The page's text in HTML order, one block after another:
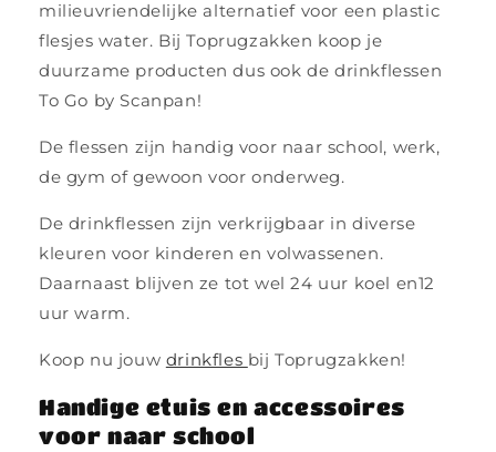
milieuvriendelijke alternatief voor een plastic
flesjes water. Bij Toprugzakken koop je
duurzame producten dus ook de drinkflessen
To Go by Scanpan!
De flessen zijn handig voor naar school, werk,
de gym of gewoon voor onderweg.
De drinkflessen zijn verkrijgbaar in diverse
kleuren voor kinderen en volwassenen.
Daarnaast blijven ze tot wel 24 uur koel en12
uur warm.
Koop nu jouw drinkfles bij Toprugzakken!
Handige etuis en accessoires
voor naar school